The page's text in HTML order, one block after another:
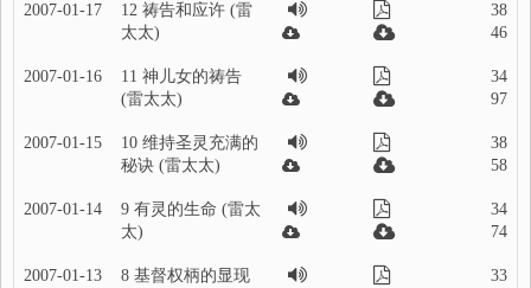
2007-01-17
12 祷告和应许 (雷
太太)
38
46
2007-01-16
11 神儿女的祷告
(雷太太)
34
97
2007-01-15
10 维持圣灵充满的
秘诀 (雷太太)
38
58
2007-01-14
9 有灵的生命 (雷太
太)
34
74
2007-01-13
8 基督权柄的显现
33